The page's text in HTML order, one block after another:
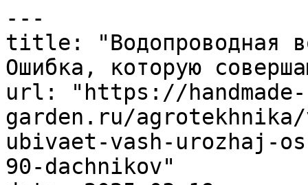
---
title: "Водопроводная
Ошибка, которую
url: "https://handmade-
garden.ru/agrotekhnika/
ubivaet-vash-urozhaj-
90-dachnikov"